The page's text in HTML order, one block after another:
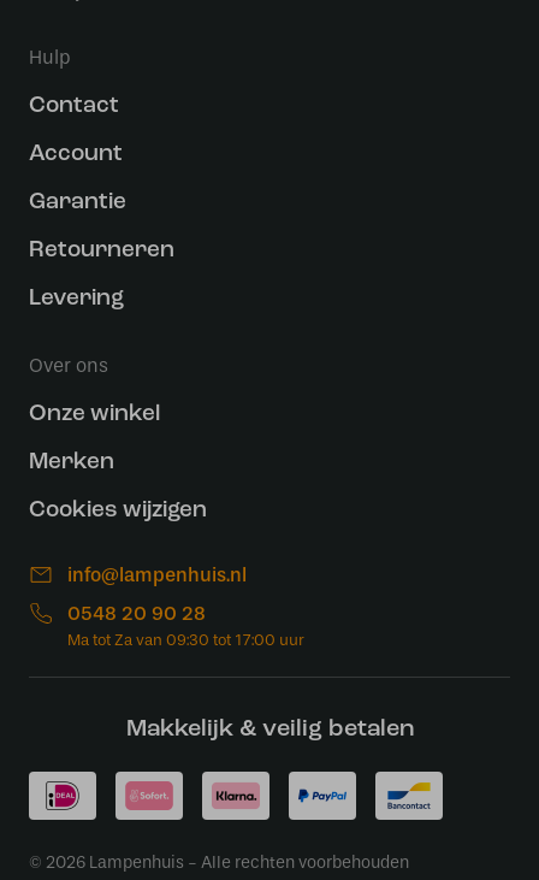
Hulp
Contact
Account
Garantie
Retourneren
Levering
Over ons
Onze winkel
Merken
Cookies wijzigen
info@lampenhuis.nl
0548 20 90 28
Makkelijk & veilig betalen
© 2026 Lampenhuis - Alle rechten voorbehouden